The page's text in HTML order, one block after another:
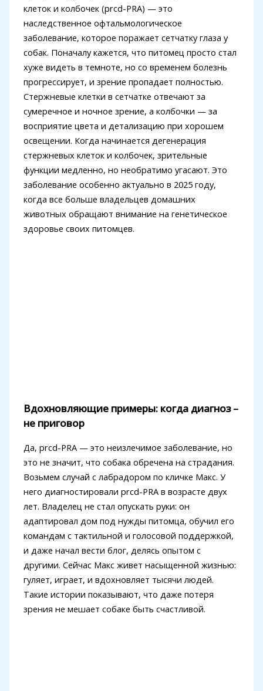
клеток и колбочек (prcd-PRA) — это
наследственное офтальмологическое
заболевание, которое поражает сетчатку глаза у
собак. Поначалу кажется, что питомец просто стал
хуже видеть в темноте, но со временем болезнь
прогрессирует, и зрение пропадает полностью.
Стержневые клетки в сетчатке отвечают за
сумеречное и ночное зрение, а колбочки — за
восприятие цвета и детализацию при хорошем
освещении. Когда начинается дегенерация
стержневых клеток и колбочек, зрительные
функции медленно, но необратимо угасают. Это
заболевание особенно актуально в 2025 году,
когда все больше владельцев домашних
животных обращают внимание на генетическое
здоровье своих питомцев.
Вдохновляющие примеры: когда диагноз –
не приговор
Да, prcd-PRA — это неизлечимое заболевание, но
это не значит, что собака обречена на страдания.
Возьмем случай с лабрадором по кличке Макс. У
него диагностировали prcd-PRA в возрасте двух
лет. Владелец не стал опускать руки: он
адаптировал дом под нужды питомца, обучил его
командам с тактильной и голосовой поддержкой,
и даже начал вести блог, делясь опытом с
другими. Сейчас Макс живет насыщенной жизнью:
гуляет, играет, и вдохновляет тысячи людей.
Такие истории показывают, что даже потеря
зрения не мешает собаке быть счастливой.